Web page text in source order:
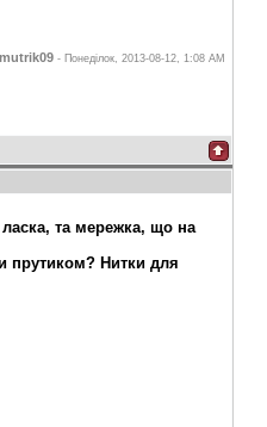
- Понеділок, 2013-08-12, 1:08 AM
та мережка, що на
прутиком? Нитки для